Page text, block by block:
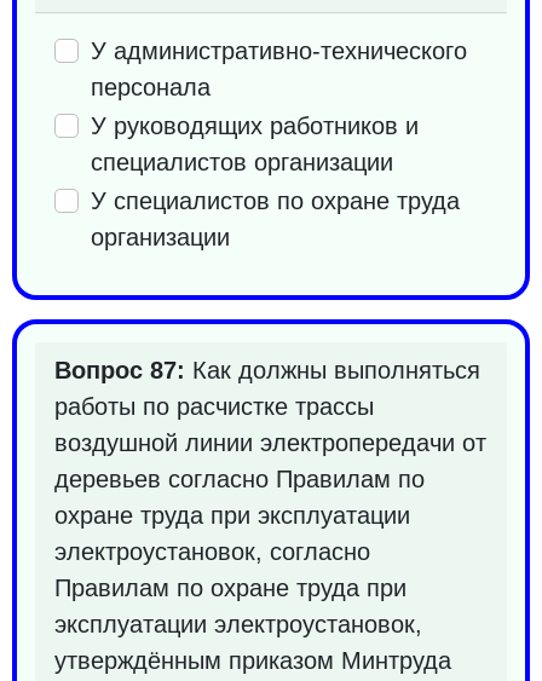
У административно-технического
персонала
У руководящих работников и
специалистов организации
У специалистов по охране труда
организации
Вопрос 87: Как должны выполняться
работы по расчистке трассы
воздушной линии электропередачи от
деревьев согласно Правилам по
охране труда при эксплуатации
электроустановок, согласно
Правилам по охране труда при
эксплуатации электроустановок,
утверждённым приказом Минтруда